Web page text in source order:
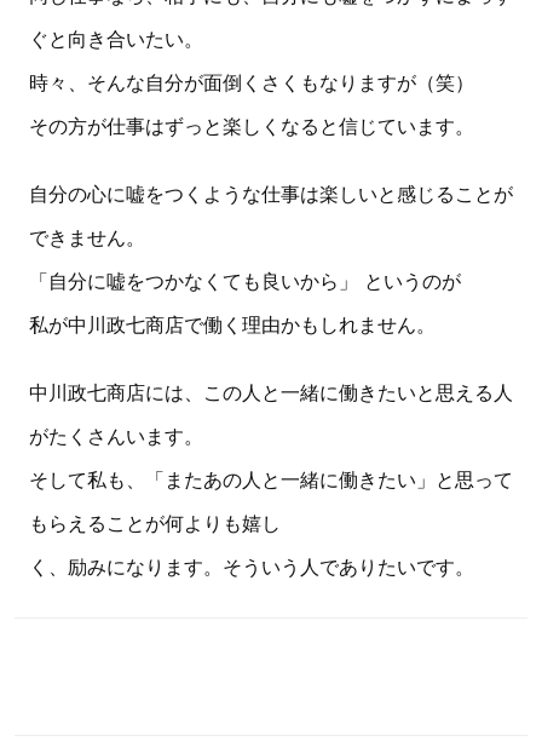
ぐと向き合いたい。
時々、そんな自分が面倒くさくもなりますが（笑）
その方が仕事はずっと楽しくなると信じています。
自分の心に嘘をつくような仕事は楽しいと感じることが
できません。
「自分に嘘をつかなくても良いから」 というのが
私が中川政七商店で働く理由かもしれません。
中川政七商店には、この人と一緒に働きたいと思える人
がたくさんいます。
そして私も、「またあの人と一緒に働きたい」と思って
もらえることが何よりも嬉し
く、励みになります。そういう人でありたいです。